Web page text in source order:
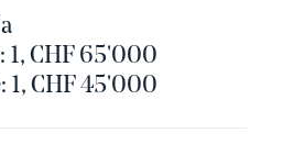
1, CHF 65'000
1, CHF 45'000